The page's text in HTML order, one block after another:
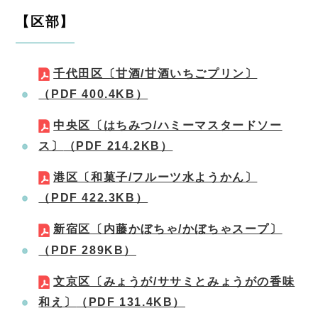
【区部】
千代田区〔甘酒/甘酒いちごプリン〕
（PDF 400.4KB）
中央区〔はちみつ/ハミーマスタードソー
ス〕
（PDF 214.2KB）
港区〔和菓子/フルーツ水ようかん〕
（PDF 422.3KB）
新宿区〔内藤かぼちゃ/かぼちゃスープ〕
（PDF 289KB）
文京区〔みょうが/ササミとみょうがの香味
和え〕
（PDF 131.4KB）